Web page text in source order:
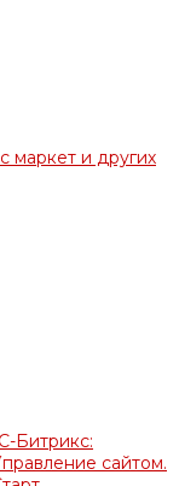
маркет и других
Битрикс:
сайтом.